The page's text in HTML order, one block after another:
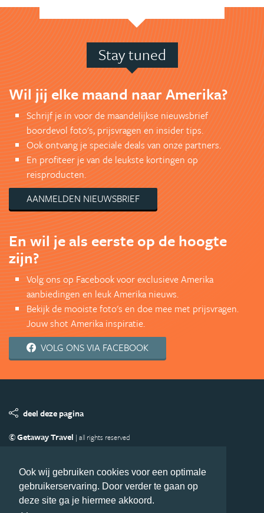
Ook wij gebruiken cookies voor een optimale
gebruikerservaring. Door verder te gaan op
deze site ga je hiermee akkoord.
Stay tuned
Wil jij elke maand naar Amerika?
Schrijf je in voor de maandelijkse nieuwsbrief
boordevol foto's, prijsvragen en insider tips.
Ook ontvang je speciale deals van onze partners.
En profiteer je van de leukste kortingen op
reisproducten.
AANMELDEN NIEUWSBRIEF
En wil je als eerste op de hoogte
zijn?
Volg ons op Facebook voor exclusieve Amerika
aanbiedingen en leuk Amerika nieuws.
Bekijk de mooiste foto's en doe mee met prijsvragen.
Jouw shot Amerika inspiratie.
VOLG ONS VIA FACEBOOK
deel deze pagina
© Getaway Travel | all rights reserved
Copyright
Privacy statement Disclaimer
Cookies
Volg Amerika.nl
Nieuwsbrief
Facebook